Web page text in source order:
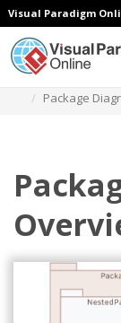
Visual Paradigm
Package